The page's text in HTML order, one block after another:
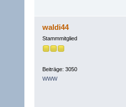
waldi44
Stammmitglied
Beiträge: 3050
WWW